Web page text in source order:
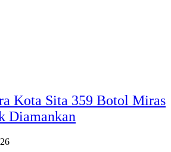
Kota Sita 359 Botol Miras
Diamankan